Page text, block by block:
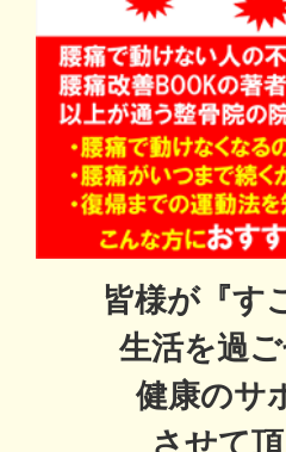
皆様が『す
生活を過
健康のサ
させて